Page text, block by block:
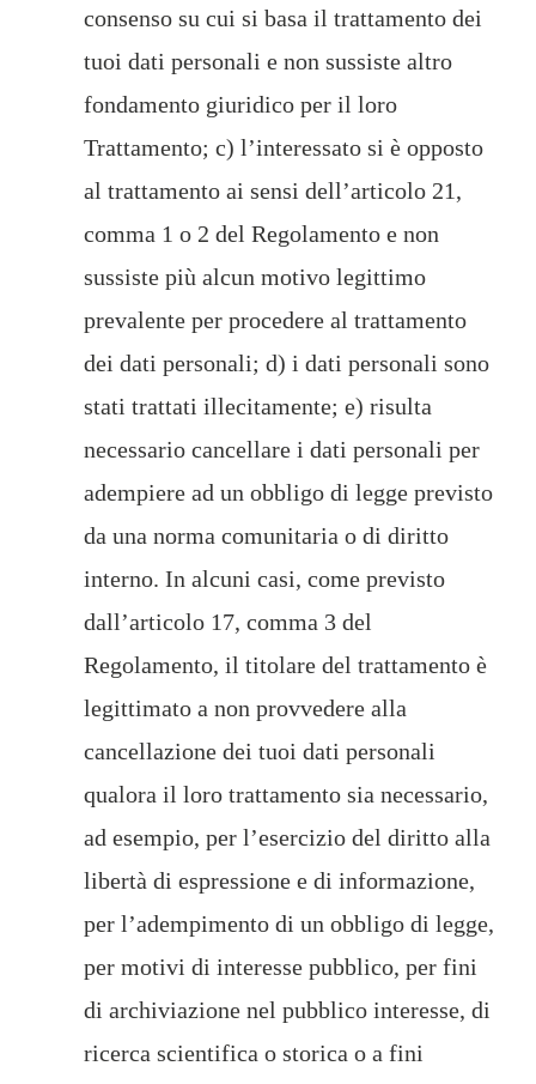
consenso su cui si basa il trattamento dei
tuoi dati personali e non sussiste altro
fondamento giuridico per il loro
Trattamento; c) l’interessato si è opposto
al trattamento ai sensi dell’articolo 21,
comma 1 o 2 del Regolamento e non
sussiste più alcun motivo legittimo
prevalente per procedere al trattamento
dei dati personali; d) i dati personali sono
stati trattati illecitamente; e) risulta
necessario cancellare i dati personali per
adempiere ad un obbligo di legge previsto
da una norma comunitaria o di diritto
interno. In alcuni casi, come previsto
dall’articolo 17, comma 3 del
Regolamento, il titolare del trattamento è
legittimato a non provvedere alla
cancellazione dei tuoi dati personali
qualora il loro trattamento sia necessario,
ad esempio, per l’esercizio del diritto alla
libertà di espressione e di informazione,
per l’adempimento di un obbligo di legge,
per motivi di interesse pubblico, per fini
di archiviazione nel pubblico interesse, di
ricerca scientifica o storica o a fini